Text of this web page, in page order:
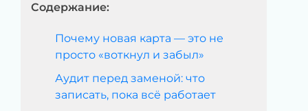
Содержание:
Почему новая карта — это не
просто «воткнул и забыл»
Аудит перед заменой: что
записать, пока всё работает